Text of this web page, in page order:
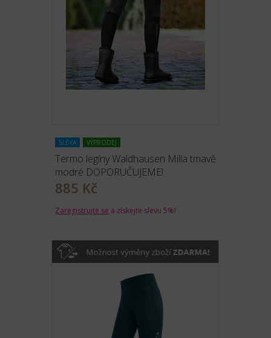
SLEVA VÝPRODEJ
Termo legíny Waldhausen Milla tmavě
modré DOPORUČUJEME!
885 Kč
Zaregistrujte se a získejte slevu 5%!